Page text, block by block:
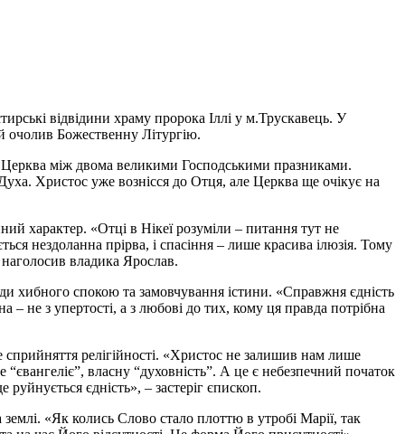
відвідини храму пророка Іллі у м.Трускавець. У
очолив Божественну Літургію.
Церква між двома великими Господськими празниками.
Христос уже вознісся до Отця, але Церква ще очікує на
характер. «Отці в Нікеї розуміли – питання тут не
нездоланна прірва, і спасіння – лише красива ілюзія. Тому
наголосив владика Ярослав.
хибного спокою та замовчування істини. «Справжня єдність
не з упертості, а з любові до тих, кому ця правда потрібна
сприйняття релігійності. «Христос не залишив нам лише
власну “духовність”. А це є небезпечний початок
єдність», – застеріг єпископ.
«Як колись Слово стало плоттю в утробі Марії, так